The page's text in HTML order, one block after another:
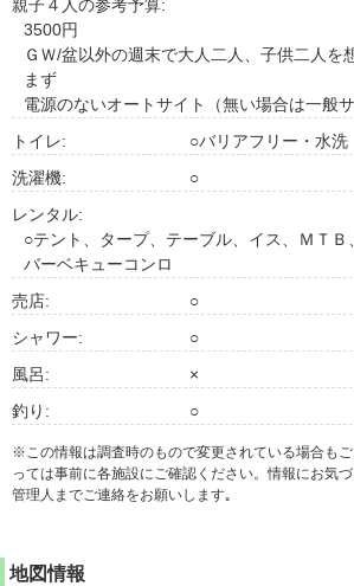
親子４人の参考予算:
3500円
ＧＷ/盆以外の週末で大人二人、子供二人を
まず
電源のないオートサイト（無い場合は一般サ
トイレ:
○バリアフリー・水洗
洗濯機:
○
レンタル:
○テント、タープ、テーブル、イス、ＭＴＢ
バーベキューコンロ
売店:
○
シャワー:
○
風呂:
×
釣り:
○
※この情報は調査時のもので変更されている場合も
っては事前に各施設にご確認ください。情報にお気
管理人までご連絡をお願いします｡
地図情報